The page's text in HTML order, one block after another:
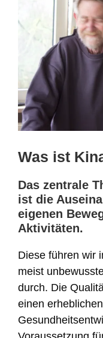
Was ist
Das zentrale
ist die
eigenen
Aktivitäten.
Diese führen wir
meist
durch. Die
einen